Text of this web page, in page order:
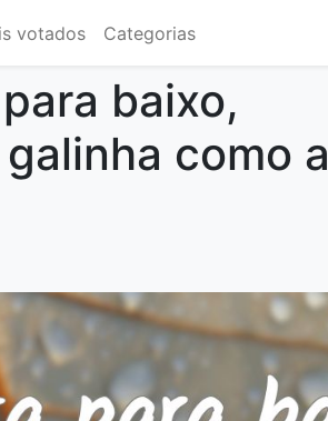
votados Categorias
baixo,
como a